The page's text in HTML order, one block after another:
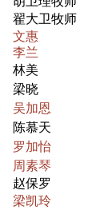
翟大卫牧师
文惠
李兰
林美
梁晓
吴加恩
陈慕天
罗加怡
周素琴
赵保罗
梁凯玲